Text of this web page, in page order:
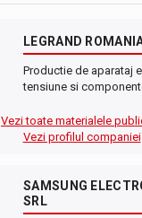
LEGRAND
Productie de aparataj
tensiune si
Vezi toate materialele
Vezi profilul companiei
SAMSUNG
SRL